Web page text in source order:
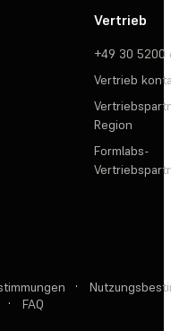
Vertrieb
+49 30 5200
Vertrieb
Region
Formlabs-
·
· FAQ